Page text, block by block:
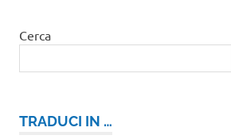
Cerca
TRADUCI IN …